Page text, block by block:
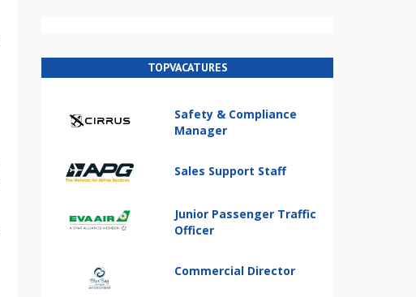
TOPVACATURES
Safety & Compliance
Manager
Sales Support Staff
Junior Passenger Traffic
Officer
Commercial Director